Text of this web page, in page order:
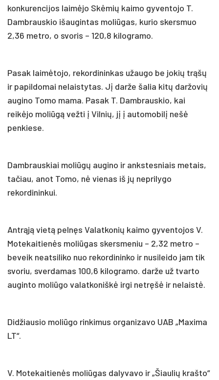
konkurencijos laimėjo Skėmių kaimo gyventojo T.
Dambrauskio išaugintas moliūgas, kurio skersmuo
2,36 metro, o svoris – 120,8 kilogramo.
Pasak laimėtojo, rekordininkas užaugo be jokių trąšų
ir papildomai nelaistytas. Jį darže šalia kitų daržovių
augino Tomo mama. Pasak T. Dambrauskio, kai
reikėjo moliūgą vežti į Vilnių, jį į automobilį nešė
penkiese.
Dambrauskiai moliūgų augino ir ankstesniais metais,
tačiau, anot Tomo, nė vienas iš jų neprilygo
rekordininkui.
Antrąją vietą pelnęs Valatkonių kaimo gyventojos V.
Motekaitienės moliūgas skersmeniu – 2,32 metro –
beveik neatsiliko nuo rekordininko ir nusileido jam tik
svoriu, sverdamas 100,6 kilogramo. darže už tvarto
auginto moliūgo valatkoniškė irgi netręšė ir nelaistė.
Didžiausio moliūgo rinkimus organizavo UAB „Maxima
LT“.
V. Motekaitienės moliūgas dalyvavo ir „Šiaulių krašto“